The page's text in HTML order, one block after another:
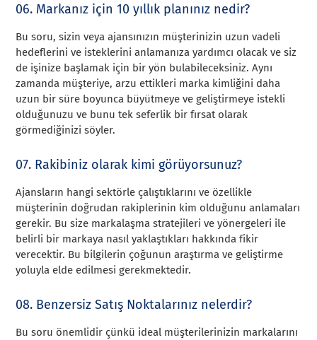
06. Markanız için 10 yıllık planınız nedir?
Bu soru, sizin veya ajansınızın müşterinizin uzun vadeli
hedeflerini ve isteklerini anlamanıza yardımcı olacak ve siz
de işinize başlamak için bir yön bulabileceksiniz. Aynı
zamanda müşteriye, arzu ettikleri marka kimliğini daha
uzun bir süre boyunca büyütmeye ve geliştirmeye istekli
olduğunuzu ve bunu tek seferlik bir fırsat olarak
görmediğinizi söyler.
07. Rakibiniz olarak kimi görüyorsunuz?
Ajansların hangi sektörle çalıştıklarını ve özellikle
müşterinin doğrudan rakiplerinin kim olduğunu anlamaları
gerekir. Bu size markalaşma stratejileri ve yönergeleri ile
belirli bir markaya nasıl yaklaştıkları hakkında fikir
verecektir. Bu bilgilerin çoğunun araştırma ve geliştirme
yoluyla elde edilmesi gerekmektedir.
08. Benzersiz Satış Noktalarınız nelerdir?
Bu soru önemlidir çünkü ideal müşterilerinizin markalarını